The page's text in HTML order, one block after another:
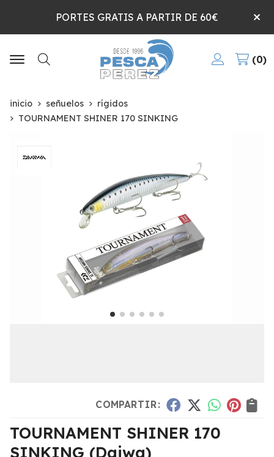
PORTES GRATIS A PARTIR DE 60€
Buscar
0
inicio señuelos
rígidos
TOURNAMENT SHINER 170 SINKING
COMPARTIR:
TOURNAMENT SHINER 170
SINKING (Daiwa)